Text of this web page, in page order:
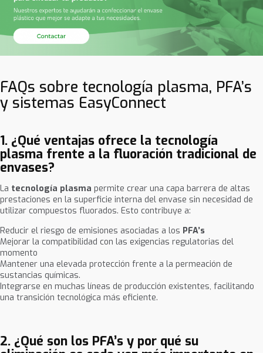
FAQs sobre tecnología plasma, PFA’s
y sistemas EasyConnect
1. ¿Qué ventajas ofrece la tecnología
plasma frente a la fluoración tradicional de
envases?
La tecnología plasma permite crear una capa barrera de altas
prestaciones en la superficie interna del envase sin necesidad de
utilizar compuestos fluorados. Esto contribuye a:
Reducir el riesgo de emisiones asociadas a los PFA’s
Mejorar la compatibilidad con las exigencias regulatorias del
momento
Mantener una elevada protección frente a la permeación de
sustancias químicas.
Integrarse en muchas líneas de producción existentes, facilitando
una transición tecnológica más eficiente.
2. ¿Qué son los PFA’s y por qué su